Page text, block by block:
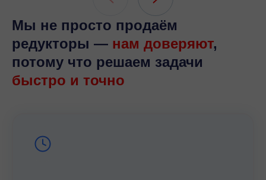
Мы не просто продаём
редукторы — нам доверяют,
потому что решаем задачи
быстро и точно